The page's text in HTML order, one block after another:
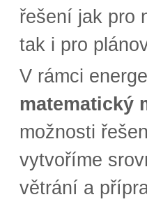
řešení jak pro
tak i pro
V rámci
matematický
možnosti
vytvoříme
větrání a